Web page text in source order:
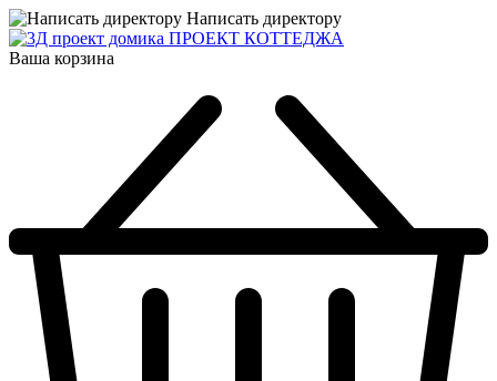
Написать директору
ПРОЕКТ КОТТЕДЖА
Ваша корзина